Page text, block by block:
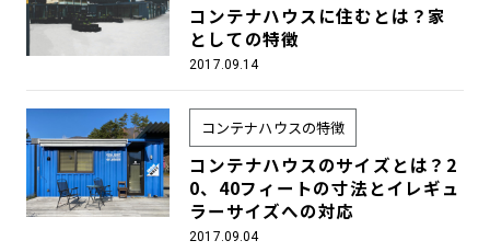
コンテナハウスに住むとは？家
としての特徴
2017.09.14
コンテナハウスのサイズとは？2
0、40フィートの寸法とイレギュ
ラーサイズへの対応
コンテナハウスの特徴
2017.09.04